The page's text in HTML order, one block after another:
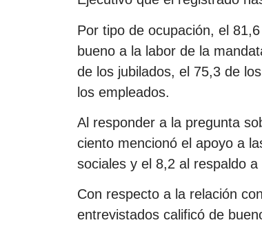
Por tipo de ocupación, el
bueno a la labor de la
de los jubilados, el 75,3 de
los empleados.
Al responder a la pregunta
ciento mencionó el apoyo a
sociales y el 8,2 al respaldo a
Con respecto a la relación
entrevistados calificó de